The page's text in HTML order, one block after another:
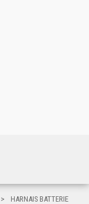
>
HARNAIS BATTERIE